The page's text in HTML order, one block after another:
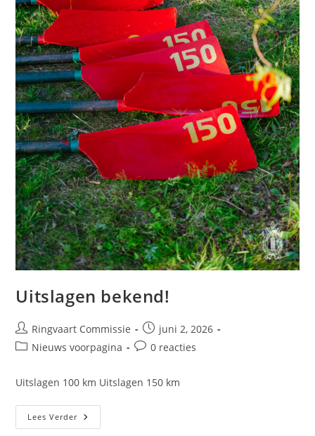
Uitslagen bekend!
Ringvaart Commissie
juni 2, 2026
Nieuws voorpagina
0 reacties
Uitslagen 100 km Uitslagen 150 km
Lees Verder